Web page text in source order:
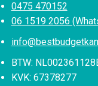
0475 470152
06 1519 2056
BTW:
KVK: 67378277